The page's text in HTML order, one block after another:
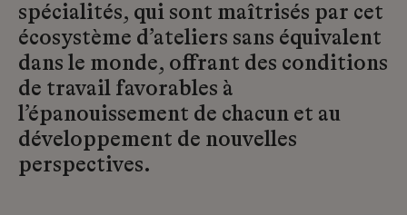
spécialités, qui sont maîtrisés par cet
écosystème d’ateliers sans équivalent
dans le monde, offrant des conditions
de travail favorables à
l’épanouissement de chacun et au
développement de nouvelles
perspectives.